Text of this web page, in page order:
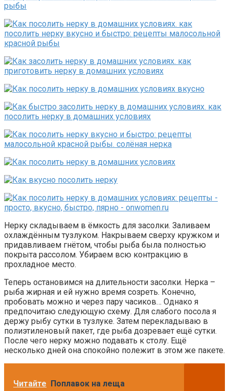
Нерку складываем в ёмкость для засолки. Заливаем
охлаждённым тузлуком. Накрываем сверху кружком и
придавливаем гнётом, чтобы рыба была полностью
покрыта рассолом. Убираем всю контракцию в
прохладное место.
Теперь остановимся на длительности засолки. Нерка –
рыба жирная и ей нужно время созреть. Конечно,
пробовать можно и через пару часиков… Однако я
предпочитаю следующую схему. Для слабого посола я
держу рыбу сутки в тузлуке. Затем перекладываю в
полиэтиленовый пакет, где рыба дозревает ещё сутки.
После чего нерку можно подавать к столу. Ещё
несколько дней она спокойно полежит в этом же пакете.
Читайте Поплавок на леща